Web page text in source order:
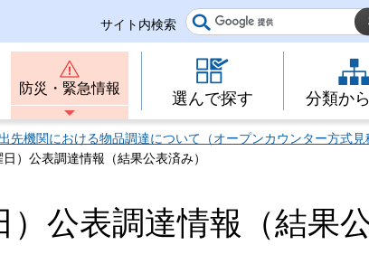
サイト内検索
防災・緊急情報
選んで探す 分類か
先機関における物品調達について（オープンカウンター方式
）公表調達情報（結果公表済み）
公表調達情報（結果